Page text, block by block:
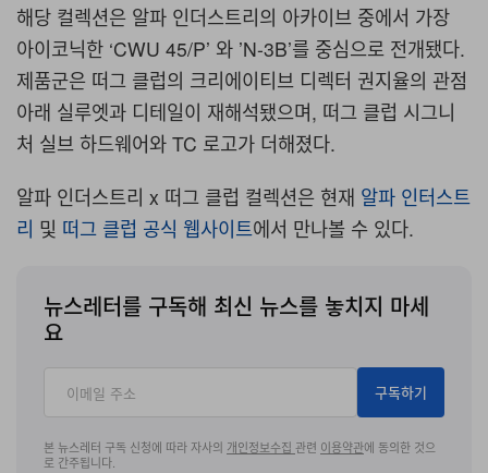
해당 컬렉션은 알파 인더스트리의 아카이브 중에서 가장
아이코닉한 ‘CWU 45/P’ 와 ’N-3B’를 중심으로 전개됐다.
제품군은 떠그 클럽의 크리에이티브 디렉터 권지율의 관점
아래 실루엣과 디테일이 재해석됐으며, 떠그 클럽 시그니
처 실브 하드웨어와 TC 로고가 더해졌다.
알파 인더스트리 x 떠그 클럽 컬렉션은 현재 알파 인터스트
리 및 떠그 클럽 공식 웹사이트에서 만나볼 수 있다.
뉴스레터를 구독해 최신 뉴스를 놓치지 마세
요
구독하기
본 뉴스레터 구독 신청에 따라 자사의 개인정보수집 관련 이용약관에 동의한 것으
로 간주됩니다.